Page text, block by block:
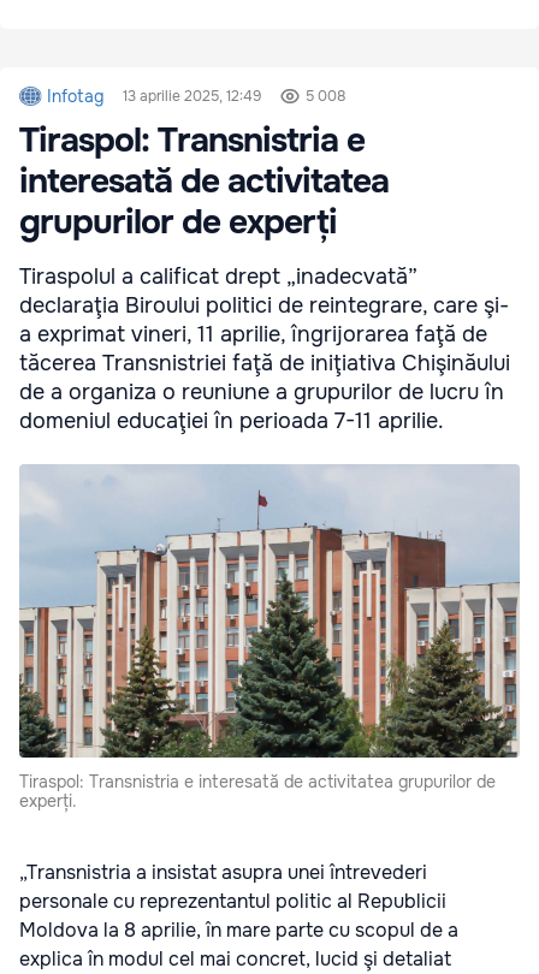
Infotag 13 aprilie 2025, 12:49 5 008
Tiraspol: Transnistria e
interesată de activitatea
grupurilor de experți
Tiraspolul a calificat drept „inadecvată”
declaraţia Biroului politici de reintegrare, care şi-
a exprimat vineri, 11 aprilie, îngrijorarea faţă de
tăcerea Transnistriei faţă de iniţiativa Chişinăului
de a organiza o reuniune a grupurilor de lucru în
domeniul educaţiei în perioada 7-11 aprilie.
Tiraspol: Transnistria e interesată de activitatea grupurilor de
experți.
„Transnistria a insistat asupra unei întrevederi
personale cu reprezentantul politic al Republicii
Moldova la 8 aprilie, în mare parte cu scopul de a
explica în modul cel mai concret, lucid şi detaliat